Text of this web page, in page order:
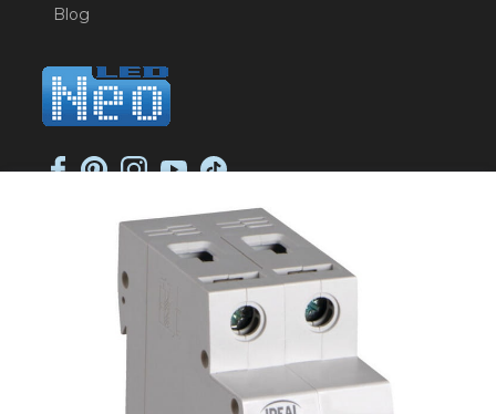
Blog
NEO-LED SP. K.
ul. Jana Długosza 2
51-162 Wrocław
NIP: 8951925233